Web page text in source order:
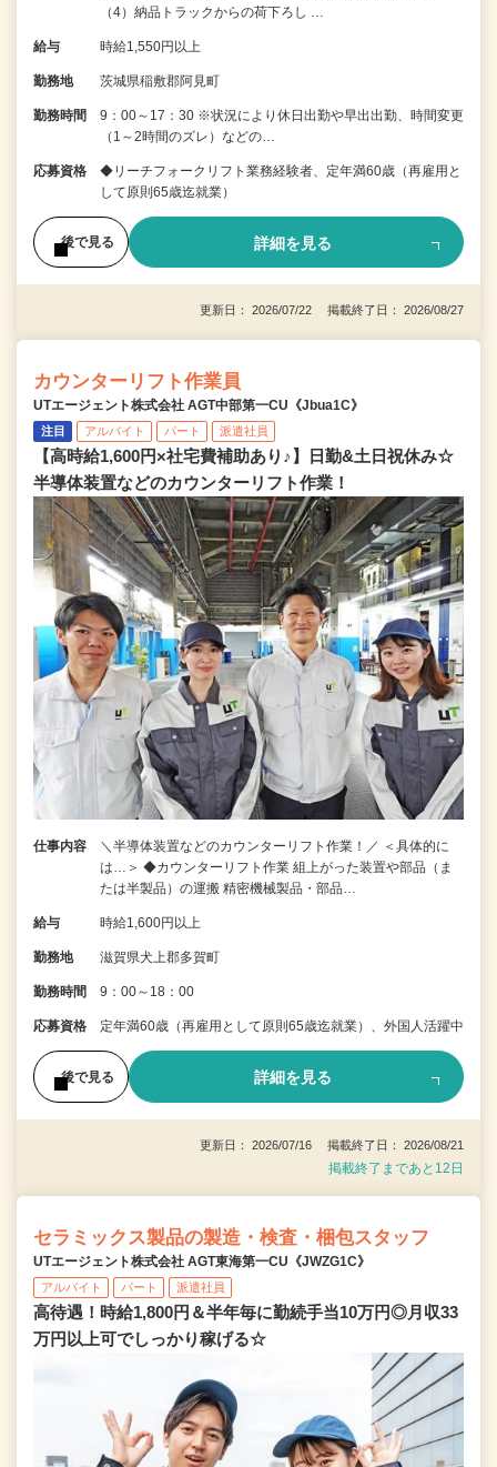
（4）納品トラックからの荷下ろし …
給与 時給1,550円以上
勤務地 茨城県稲敷郡阿見町
勤務時間
9：00～17：30 ※状況により休日出勤や早出出勤、時間変更
（1～2時間のズレ）などの…
応募資格
◆リーチフォークリフト業務経験者、定年満60歳（再雇用と
して原則65歳迄就業）
後で見る 詳細を見る
更新日： 2026/07/22 掲載終了日： 2026/08/27
カウンターリフト作業員
UTエージェント株式会社 AGT中部第一CU《Jbua1C》
注目 アルバイト パート 派遣社員
【高時給1,600円×社宅費補助あり♪】日勤&土日祝休み☆
半導体装置などのカウンターリフト作業！
仕事内容
＼半導体装置などのカウンターリフト作業！／ ＜具体的に
は…＞ ◆カウンターリフト作業 組上がった装置や部品（ま
たは半製品）の運搬 精密機械製品・部品…
給与 時給1,600円以上
勤務地 滋賀県犬上郡多賀町
勤務時間 9：00～18：00
応募資格 定年満60歳（再雇用として原則65歳迄就業）、外国人活躍中
後で見る 詳細を見る
更新日： 2026/07/16 掲載終了日： 2026/08/21
掲載終了まであと12日
セラミックス製品の製造・検査・梱包スタッフ
UTエージェント株式会社 AGT東海第一CU《JWZG1C》
アルバイト パート 派遣社員
高待遇！時給1,800円＆半年毎に勤続手当10万円◎月収33
万円以上可でしっかり稼げる☆